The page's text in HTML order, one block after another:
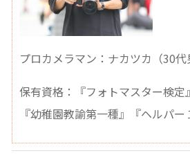
プロカメラマン：ナカツカ（30代
保有資格：『フォトマスター検定
『幼稚園教諭第一種』『ヘルパー